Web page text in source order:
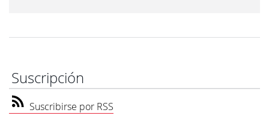
Suscripción
Suscribirse por RSS